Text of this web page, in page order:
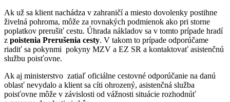
Ak už sa klient nachádza v zahraničí a miesto dovolenky postihne
živelná pohroma, môže za rovnakých podmienok ako pri storne
poplatkov prerušiť cestu. Úhrada nákladov sa v tomto prípade hradí
z poistenia Prerušenia cesty. V takom to prípade odporúčame
riadiť sa pokynmi pokyny MZV a EZ SR a kontaktovať asistenčnú
službu poisťovne.
Ak aj ministerstvo zatiaľ oficiálne cestovné odporúčanie na danú
oblasť nevydalo a klient sa cíti ohrozený, asistenčná služba
poisťovne môže v závislosti od vážnosti situácie rozhodnúť